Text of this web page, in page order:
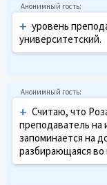
+ уровень
университетский.
+ Считаю, что
преподаватель на
запоминается на
разбирающаяся